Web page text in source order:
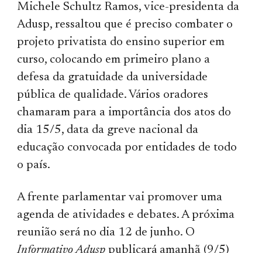
Michele Schultz Ramos, vice-presidenta da
Adusp, ressaltou que é preciso combater o
projeto privatista do ensino superior em
curso, colocando em primeiro plano a
defesa da gratuidade da universidade
pública de qualidade. Vários oradores
chamaram para a importância dos atos do
dia 15/5, data da greve nacional da
educação convocada por entidades de todo
o país.
A frente parlamentar vai promover uma
agenda de atividades e debates. A próxima
reunião será no dia 12 de junho. O
Informativo Adusp publicará amanhã (9/5)